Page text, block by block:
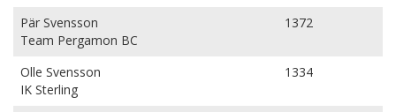
Pär Svensson
Team Pergamon BC
1372
Olle Svensson
IK Sterling
1334